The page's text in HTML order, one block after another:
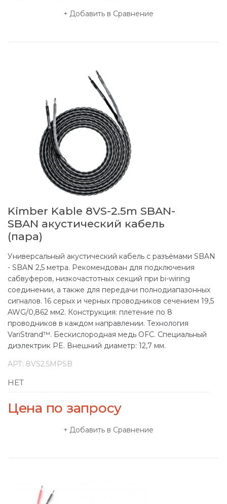
Добавить в Сравнение
Kimber Kable 8VS-2.5m SBAN-
SBAN акустический кабель
(пара)
Универсальный акустический кабель с разъёмами SBAN
- SBAN 2,5 метра. Рекомендован для подключения
сабвуферов, низкочастотных секций при bi-wiring
соединении, а также для передачи полнодиапазонных
сигналов. 16 серых и черных проводников сечением 19,5
AWG/0,862 мм2. Конструкция: плетение по 8
проводников в каждом направлении. Технология
VariStrand™. Бескислородная медь OFC. Специальный
диэлектрик PE. Внешний диаметр: 12,7 мм.
АРТ: 8VS2.5MPSB
НЕТ
Цена по запросу
Добавить в Сравнение